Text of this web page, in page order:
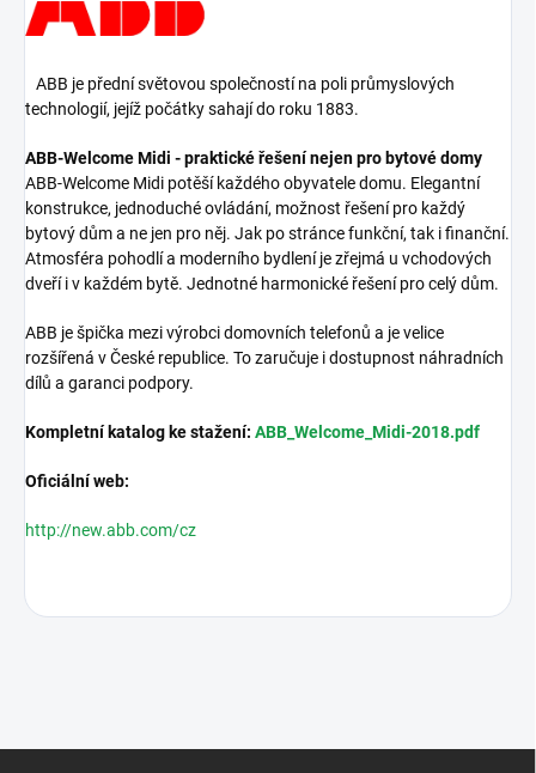
ABB je přední světovou společností na poli průmyslových
technologií, jejíž počátky sahají do roku 1883.
ABB-Welcome Midi - praktické řešení nejen pro bytové domy
ABB-Welcome Midi potěší každého obyvatele domu. Elegantní
konstrukce, jednoduché ovládání, možnost řešení pro každý
bytový dům a ne jen pro něj. Jak po stránce funkční, tak i finanční.
Atmosféra pohodlí a moderního bydlení je zřejmá u vchodových
dveří i v každém bytě. Jednotné harmonické řešení pro celý dům.
ABB je špička mezi výrobci domovních telefonů a je velice
rozšířená v České republice. To zaručuje i dostupnost náhradních
dílů a garanci podpory.
Kompletní katalog ke stažení: ABB_Welcome_Midi-2018.pdf
Oficiální web:
http://new.abb.com/cz